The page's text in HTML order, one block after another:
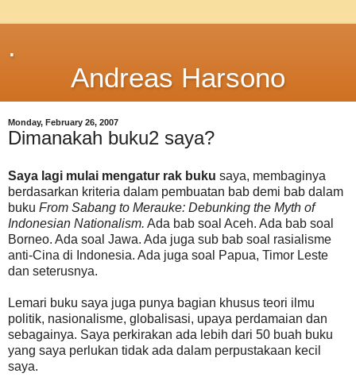
.
Andreas Harsono
Monday, February 26, 2007
Dimanakah buku2 saya?
Saya lagi mulai mengatur rak buku saya, membaginya
berdasarkan kriteria dalam pembuatan bab demi bab dalam
buku From Sabang to Merauke: Debunking the Myth of
Indonesian Nationalism. Ada bab soal Aceh. Ada bab soal
Borneo. Ada soal Jawa. Ada juga sub bab soal rasialisme
anti-Cina di Indonesia. Ada juga soal Papua, Timor Leste
dan seterusnya.
Lemari buku saya juga punya bagian khusus teori ilmu
politik, nasionalisme, globalisasi, upaya perdamaian dan
sebagainya. Saya perkirakan ada lebih dari 50 buah buku
yang saya perlukan tidak ada dalam perpustakaan kecil
saya.